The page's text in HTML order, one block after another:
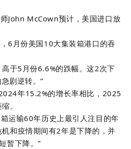
John McCown预计，美国进口放
6 月份美国10大集装箱港口的吞
高于5 月份6.6%的跌幅。这2次下
剧逆转。”
年15.2%的增长率相比， 2025
。
运输60年历史上最引人注目的年
和疫情期间有2年是下降的，并
暂下降。”